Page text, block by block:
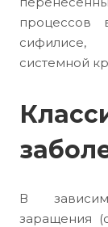
процессов
сифилисе,
системной
В
заращения